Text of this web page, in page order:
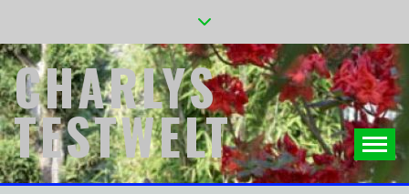
content
CHARLYS
TESTWELT